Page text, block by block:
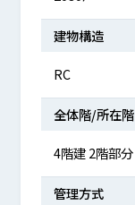
建物構造
RC
全体階/所在階
4階建 2階部分
管理方式